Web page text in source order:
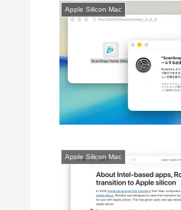
Apple Silicon Mac
Apple Silicon Mac